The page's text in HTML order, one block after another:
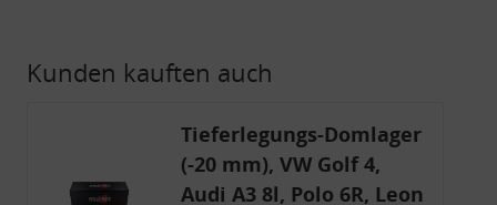
Kunden kauften auch
Tieferlegungs-Domlager
(-20 mm), VW Golf 4,
Audi A3 8l, Polo 6R, Leon